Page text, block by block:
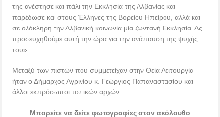
της ανέστησε και πάλι την Εκκλησία της Αλβανίας και
παρέδωσε και στους Έλληνες της Βορείου Ηπείρου, αλλά και
σε ολόκληρη την Αλβανική κοινωνία μία ζωντανή Εκκλησία. Ας
προσευχηθούμε αυτή την ώρα για την ανάπαυση της ψυχής
του».
Μεταξύ των πιστών που συμμετείχαν στην Θεία Λειτουργία
ήταν ο Δήμαρχος Αγρινίου κ. Γεώργιος Παπαναστασίου και
άλλοι εκπρόσωποι τοπικών αρχών.
Μπορείτε να δείτε φωτογραφίες στον ακόλουθο